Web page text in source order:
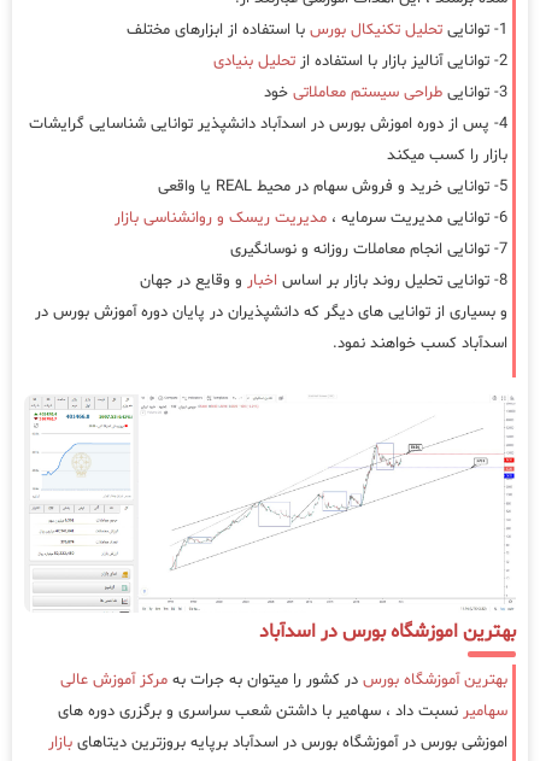
1- توانایی
تحلیل تکنیکال بورس با استفاده از ابزارهای مختلف
2- توانایی آنالیز بازار با استفاده از
تحلیل بنیادی
3- توانایی
طراحی سیستم معاملاتی خود
4- پس از دوره اموزش بورس در اسدآباد دانشپذیر توانایی شناسایی گرایشات
بازار را کسب میکند
5- توانایی خرید و فروش سهام در محیط REAL یا واقعی
6- توانایی مدیریت سرمایه ،
مدیریت ریسک و روانشناسی بازار
7- توانایی انجام معاملات روزانه و نوسانگیری
8- توانایی تحلیل روند بازار بر اساس
اخبار و وقایع در جهان
و بسیاری از توانایی های دیگر که دانشپذیران در پایان دوره آموزش بورس در
اسدآباد کسب خواهند نمود.
بهترین اموزشگاه بورس در اسدآباد
بهترین آموزشگاه بورس در کشور را میتوان به جرات به مرکز آموزش عالی
سهامیر نسبت داد ، سهامیر با داشتن شعب سراسری و برگزری دوره های
اموزشی بورس در آموزشگاه بورس در اسدآباد برپایه بروزترین دیتاهای بازار